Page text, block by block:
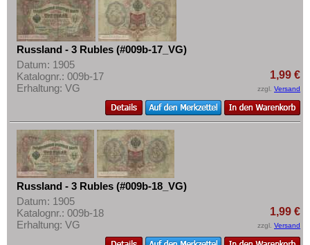
Russland - 3 Rubles (#009b-17_VG)
Datum: 1905
Katalognr.: 009b-17
Erhaltung: VG
1,99 €
zzgl. Versand
Russland - 3 Rubles (#009b-18_VG)
Datum: 1905
Katalognr.: 009b-18
Erhaltung: VG
1,99 €
zzgl. Versand